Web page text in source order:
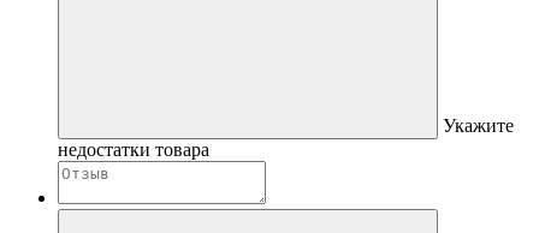
Укажите
недостатки товара